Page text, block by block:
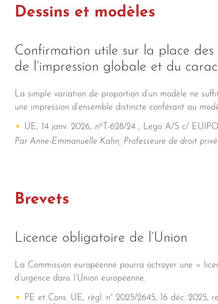
Dessins et modèles
Confirmation utile sur la place des
de l’impression globale et du
La simple variation de proportion d’un modèle ne
une impression d’ensemble distincte conférant au
UE, 14 janv. 2026, no T-628/24 , Lego A/S c/
Par Anne-Emmanuelle Kahn, Professeure de droit
Brevets
Licence obligatoire de l’Union
La Commission européenne pourra octroyer une «
d’urgence dans l’Union européenne.
PE et Cons. UE, règl. n° 2025/2645, 16 déc. 2025,